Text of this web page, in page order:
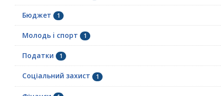
Бюджет 1
Молодь i спорт 1
Податки 1
Соціальний захист 1